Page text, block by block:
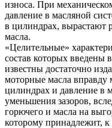
износа. При
давление в масляной
в цилиндрах, вырастают
масла.
«Целительные»
состав которых введены
известны достаточно
моторные масла вправду
цилиндрах и давление в
уменьшения зазоров,
горючего и масла на
которому принадлежит,